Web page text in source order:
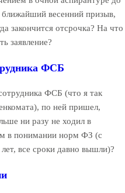
весенний призыв,
закончится отсрочка? На что
заявление?
ФСБ
ФСБ (что я так
по ней пришел,
ни разу не ходил в
в понимании норм ФЗ (с
все сроки давно вышли)?